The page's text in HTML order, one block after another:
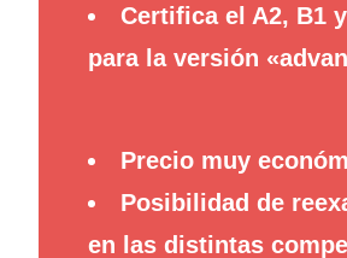
Certifica el A2, B1
para la versión
Precio muy
Posibilidad de
en las distintas